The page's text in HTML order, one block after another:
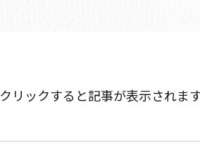
クリックすると記事が表示されます